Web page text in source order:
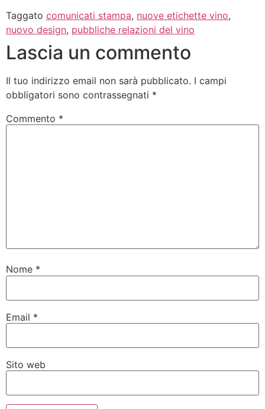
Taggato comunicati stampa, nuove etichette vino,
nuovo design, pubbliche relazioni del vino
Lascia un commento
Il tuo indirizzo email non sarà pubblicato. I campi
obbligatori sono contrassegnati *
Commento *
Nome *
Email *
Sito web